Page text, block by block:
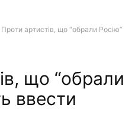
Проти артистів, що “обрали Росію”
що “обрали
ввести